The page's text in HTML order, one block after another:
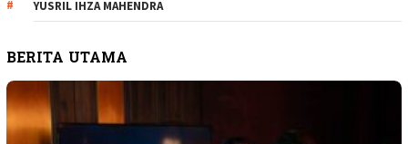
YUSRIL IHZA MAHENDRA
BERITA UTAMA